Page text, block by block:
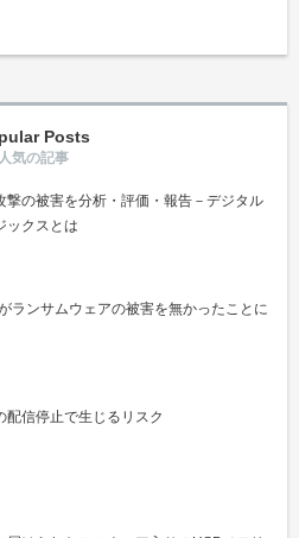
Posts
撃の被害を分析・評価・報告－デジタル
ックスとは
ランサムウェアの被害を無かったことに
配信停止で生じるリスク